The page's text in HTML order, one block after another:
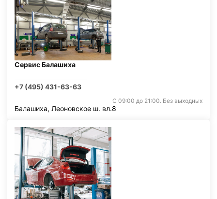
Сервис Балашиха
+7 (495) 431-63-63
С 09:00 до 21:00. Без выходных
Балашиха, Леоновское ш. вл.8